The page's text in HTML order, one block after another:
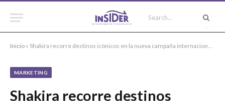
Inicio » Shakira recorre destinos icónicos en la nueva campaña internacional de Despegar
MARKETING
Shakira recorre destinos